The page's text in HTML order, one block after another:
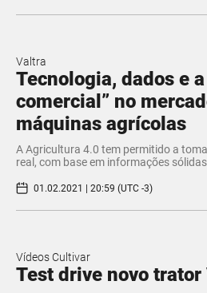
Valtra
Tecnologia, dados e
comercial” no
máquinas agrícolas
A Agricultura 4.0 tem permitido a
real, com base em informações sólidas
01.02.2021 | 20:59 (UTC -3)
Vídeos Cultivar
Test drive novo trator